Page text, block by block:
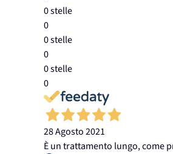
0 stelle
0
0 stelle
0
0 stelle
0
28 Agosto 2021
È un trattamento lungo, come